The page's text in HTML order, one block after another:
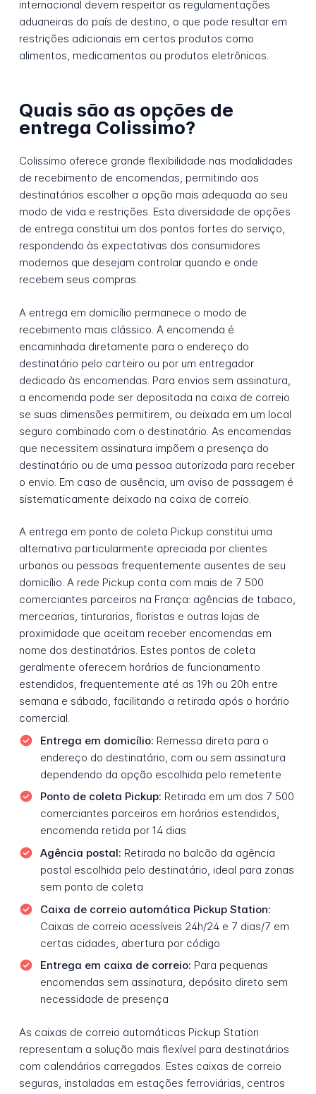
internacional devem respeitar as regulamentações
aduaneiras do país de destino, o que pode resultar em
restrições adicionais em certos produtos como
alimentos, medicamentos ou produtos eletrônicos.
Quais são as opções de
entrega Colissimo?
Colissimo oferece grande flexibilidade nas modalidades
de recebimento de encomendas, permitindo aos
destinatários escolher a opção mais adequada ao seu
modo de vida e restrições. Esta diversidade de opções
de entrega constitui um dos pontos fortes do serviço,
respondendo às expectativas dos consumidores
modernos que desejam controlar quando e onde
recebem seus compras.
A entrega em domicílio permanece o modo de
recebimento mais clássico. A encomenda é
encaminhada diretamente para o endereço do
destinatário pelo carteiro ou por um entregador
dedicado às encomendas. Para envios sem assinatura,
a encomenda pode ser depositada na caixa de correio
se suas dimensões permitirem, ou deixada em um local
seguro combinado com o destinatário. As encomendas
que necessitem assinatura impõem a presença do
destinatário ou de uma pessoa autorizada para receber
o envio. Em caso de ausência, um aviso de passagem é
sistematicamente deixado na caixa de correio.
A entrega em ponto de coleta Pickup constitui uma
alternativa particularmente apreciada por clientes
urbanos ou pessoas frequentemente ausentes de seu
domicílio. A rede Pickup conta com mais de 7 500
comerciantes parceiros na França: agências de tabaco,
mercearias, tinturarias, floristas e outras lojas de
proximidade que aceitam receber encomendas em
nome dos destinatários. Estes pontos de coleta
geralmente oferecem horários de funcionamento
estendidos, frequentemente até as 19h ou 20h entre
semana e sábado, facilitando a retirada após o horário
comercial.
Entrega em domicílio: Remessa direta para o
endereço do destinatário, com ou sem assinatura
dependendo da opção escolhida pelo remetente
Ponto de coleta Pickup: Retirada em um dos 7 500
comerciantes parceiros em horários estendidos,
encomenda retida por 14 dias
Agência postal: Retirada no balcão da agência
postal escolhida pelo destinatário, ideal para zonas
sem ponto de coleta
Caixa de correio automática Pickup Station:
Caixas de correio acessíveis 24h/24 e 7 dias/7 em
certas cidades, abertura por código
Entrega em caixa de correio: Para pequenas
encomendas sem assinatura, depósito direto sem
necessidade de presença
As caixas de correio automáticas Pickup Station
representam a solução mais flexível para destinatários
com calendários carregados. Estes caixas de correio
seguras, instaladas em estações ferroviárias, centros